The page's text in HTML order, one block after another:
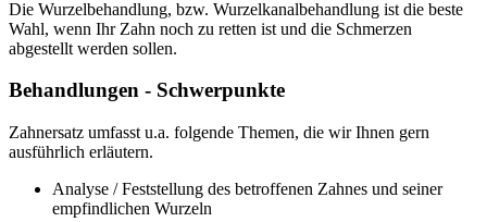
Die Wurzelbehandlung, bzw. Wurzelkanalbehandlung ist die beste
Wahl, wenn Ihr Zahn noch zu retten ist und die Schmerzen
abgestellt werden sollen.
Behandlungen - Schwerpunkte
Zahnersatz umfasst u.a. folgende Themen, die wir Ihnen gern
ausführlich erläutern.
Analyse / Feststellung des betroffenen Zahnes und seiner
empfindlichen Wurzeln